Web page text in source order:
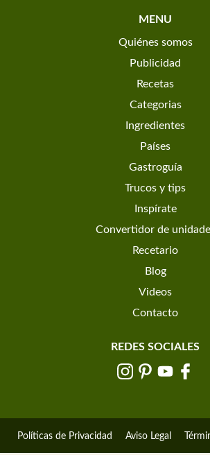
MENU
Quiénes somos
Publicidad
Recetas
Categorias
Ingredientes
Países
Gastroguía
Trucos y tips
Inspírate
Convertidor de
Recetario
Blog
Videos
Contacto
REDES SOCIALES
Políticas de Privacidad Aviso Legal